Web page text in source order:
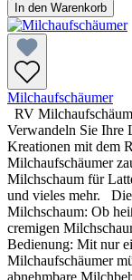
In den Warenkorb
Milchaufschäumer
RV
Verwandeln Sie Ihre
Kreationen mit dem
Milchaufschäumer
Milchschaum für
und vieles mehr.
Milchschaum: Ob
cremigen
Bedienung: Mit nur
Milchaufschäumer